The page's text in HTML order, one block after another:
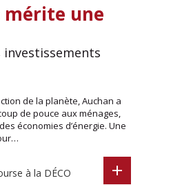
mérite une
de la planète, Auchan a
de pouce aux ménages,
économies d’énergie. Une